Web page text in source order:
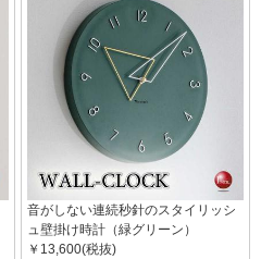
音がしない連続秒針のスタイリッシ
ュ壁掛け時計（緑グリーン）
￥13,600(税抜)